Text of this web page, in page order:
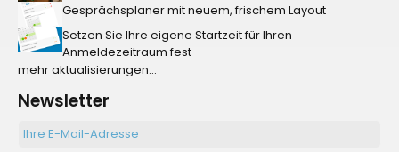
Gesprächsplaner mit neuem, frischem Layout
Setzen Sie Ihre eigene Startzeit für Ihren
Anmeldezeitraum fest
mehr aktualisierungen...
Newsletter